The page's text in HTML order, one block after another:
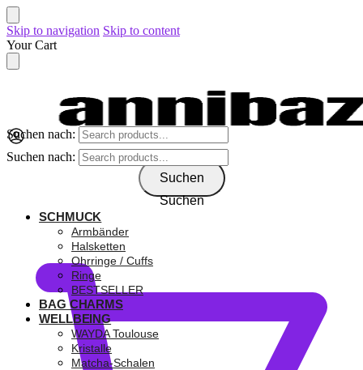
Skip to navigation Skip to content
Your Cart
Suchen nach:
Suchen
Suchen nach:
Suchen
SCHMUCK
Armbänder
Halsketten
Ohrringe / Cuffs
Ringe
BESTSELLER
BAG CHARMS
WELLBEING
WAYDA Toulouse
Kristalle
Matcha-Schalen